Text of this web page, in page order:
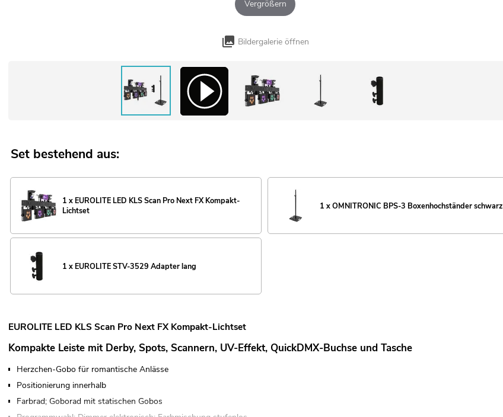
Vergrößern
Bildergalerie öffnen
Set bestehend aus:
1 x EUROLITE LED KLS Scan Pro Next FX Kompakt-
Lichtset
1 x OMNITRONIC BPS-3 Boxenhochständer schwarz
1 x EUROLITE STV-3529 Adapter lang
EUROLITE LED KLS Scan Pro Next FX Kompakt-Lichtset
Kompakte Leiste mit Derby, Spots, Scannern, UV-Effekt, QuickDMX-Buchse und Tasche
Herzchen-Gobo für romantische Anlässe
Positionierung innerhalb
Farbrad; Goborad mit statischen Gobos